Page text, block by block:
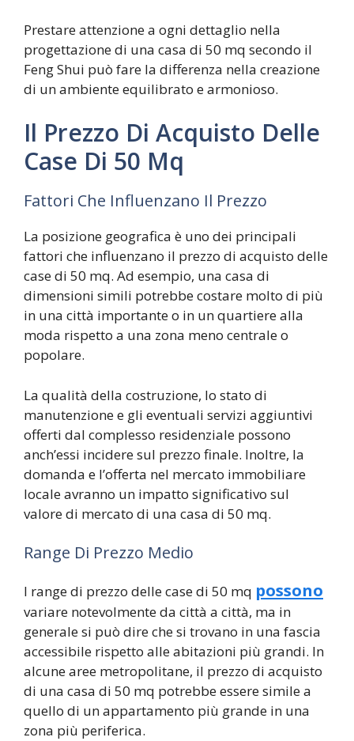
Prestare attenzione a ogni dettaglio nella
progettazione di una casa di 50 mq secondo il
Feng Shui può fare la differenza nella creazione
di un ambiente equilibrato e armonioso.
Il Prezzo Di Acquisto Delle
Case Di 50 Mq
Fattori Che Influenzano Il Prezzo
La posizione geografica è uno dei principali
fattori che influenzano il prezzo di acquisto delle
case di 50 mq. Ad esempio, una casa di
dimensioni simili potrebbe costare molto di più
in una città importante o in un quartiere alla
moda rispetto a una zona meno centrale o
popolare.
La qualità della costruzione, lo stato di
manutenzione e gli eventuali servizi aggiuntivi
offerti dal complesso residenziale possono
anch’essi incidere sul prezzo finale. Inoltre, la
domanda e l’offerta nel mercato immobiliare
locale avranno un impatto significativo sul
valore di mercato di una casa di 50 mq.
Range Di Prezzo Medio
I range di prezzo delle case di 50 mq possono
variare notevolmente da città a città, ma in
generale si può dire che si trovano in una fascia
accessibile rispetto alle abitazioni più grandi. In
alcune aree metropolitane, il prezzo di acquisto
di una casa di 50 mq potrebbe essere simile a
quello di un appartamento più grande in una
zona più periferica.